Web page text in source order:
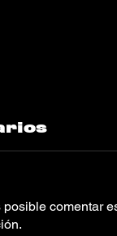
posible comentar